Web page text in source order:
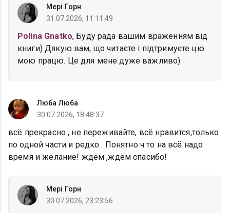
Мері Горн
31.07.2026, 11:11:49
Polina Gnatko, Буду рада вашим враженням від
книги) Дякую вам, що читаєте і підтримуєте цю
мою працю. Це для мене дуже важливо)
Люба Люба
30.07.2026, 18:48:37
всё прекрасно , не переживайте, всё нравится,только
по одной части и редко . Понятно ч то на всё надо
время и желание! ждём ,ждём спасибо!
Мері Горн
30.07.2026, 23:23:56